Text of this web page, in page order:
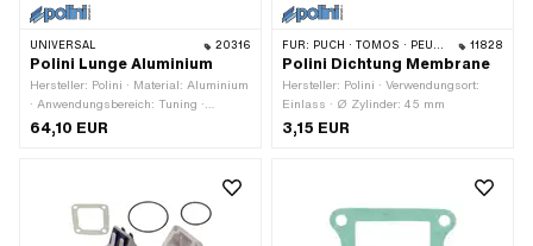
UNIVERSAL 20316
Polini Lunge Aluminium
Hersteller: Polini · Material: Aluminium
· Anwendungsbereich: Tuning ·
Gesamthöhe: 40 mm · Gesamtlänge:
64,10 EUR
FÜR: PUCH · TOMOS · PEUGEOT 11828
Polini Dichtung Membrane
Hersteller: Polini · Verwendungsort:
Einlass · Ø Zylinder: 45 mm
3,15 EUR